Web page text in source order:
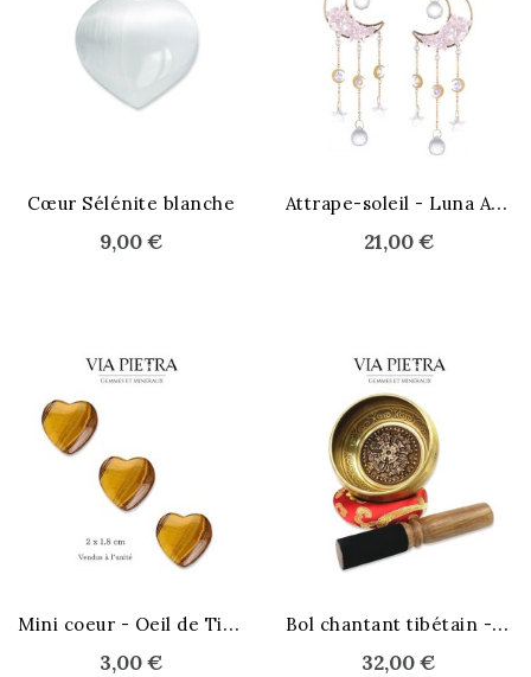
Cœur Sélénite blanche
9,00 €
A
ttrape-soleil - Luna Aura
21,00 €
M
ini coeur - Oeil de Tigre
3,00 €
B
ol chantant tibétain - Om
32,00 €